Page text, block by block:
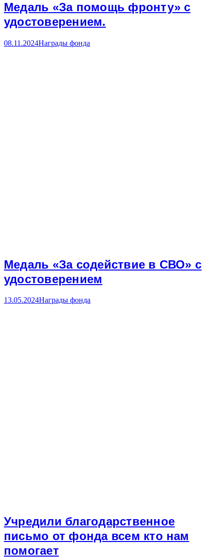
Медаль «За помощь фронту» с
удостоверением.
08.11.2024Награды фонда
Медаль «За содействие в СВО» с
удостоверением
13.05.2024Награды фонда
Учредили благодарственное
письмо от фонда всем кто нам
помогает